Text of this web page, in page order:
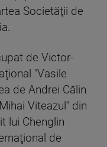
Societăţii de
de Victor-
"Vasile
de Andrei Călin
Viteazul" din
lui Chenglin
de